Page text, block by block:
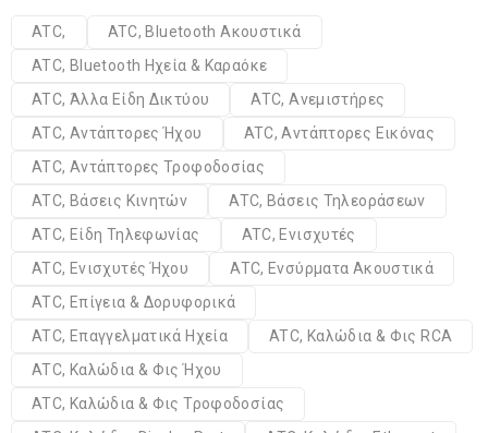
ATC,
ATC, Bluetooth Ακουστικά
ATC, Bluetooth Ηχεία & Καραόκε
ATC, Άλλα Είδη Δικτύου
ATC, Ανεμιστήρες
ATC, Αντάπτορες Ήχου
ATC, Αντάπτορες Εικόνας
ATC, Αντάπτορες Τροφοδοσίας
ATC, Βάσεις Κινητών
ATC, Βάσεις Τηλεοράσεων
ATC, Είδη Τηλεφωνίας
ATC, Ενισχυτές
ATC, Ενισχυτές Ήχου
ATC, Ενσύρματα Ακουστικά
ATC, Επίγεια & Δορυφορικά
ATC, Επαγγελματικά Ηχεία
ATC, Καλώδια & Φις RCA
ATC, Καλώδια & Φις Ήχου
ATC, Καλώδια & Φις Τροφοδοσίας